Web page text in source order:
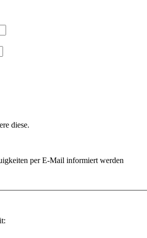
diese.
per E-Mail informiert werden